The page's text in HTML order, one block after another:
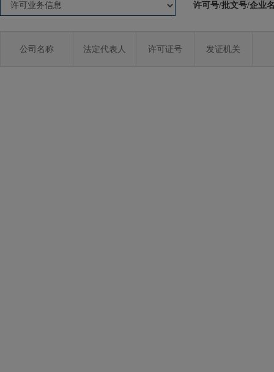
许可号/批文号/企业
公司名称 法定代表人 许可证号 发证机关